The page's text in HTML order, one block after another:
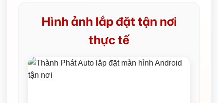
Hình ảnh lắp đặt tận nơi
thực tế